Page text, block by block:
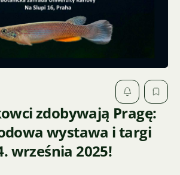
zdobywają Pragę:
wystawa i targi
września 2025!